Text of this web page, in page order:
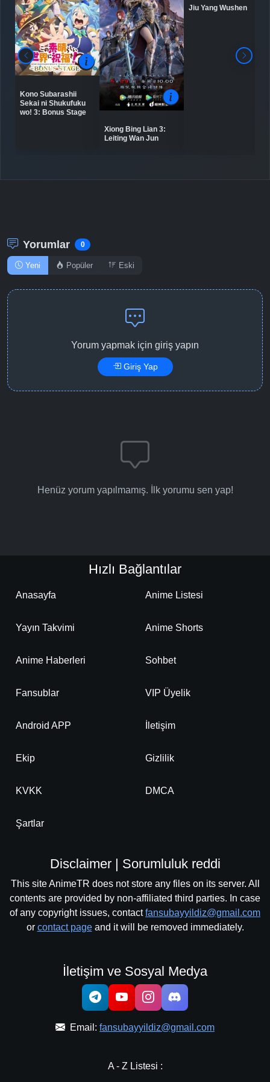
Kono Subarashii
Sekai ni Shukufuku
wo! 3: Bonus Stage
Xiong Bing Lian 3:
Leiting Wan Jun
Jiu Yang Wushen
Yorumlar 0
Yeni Popüler Eski
Yorum yapmak için giriş yapın
Giriş Yap
Henüz yorum yapılmamış. İlk yorumu sen yap!
Hızlı Bağlantılar
Anasayfa Anime Listesi
Yayın Takvimi Anime Shorts
Anime Haberleri Sohbet
Fansublar VIP Üyelik
Android APP İletişim
Ekip Gizlilik
KVKK DMCA
Şartlar
Disclaimer | Sorumluluk reddi
This site AnimeTR does not store any files on its server. All
contents are provided by non-affiliated third parties. In case
of any copyright issues, contactfansubayyildiz@gmail.com
or contact pageand it will be removed immediately.
İletişim ve Sosyal Medya
Email: fansubayyildiz@gmail.com
A - Z Listesi :